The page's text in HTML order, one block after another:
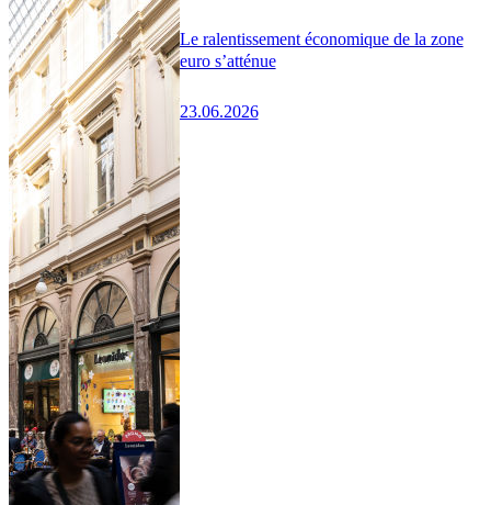
Le ralentissement économique de la zone
euro s’atténue
23.06.2026